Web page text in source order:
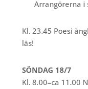
Arrangörerna i
Kl. 23.45 Poesi
läs!
SÖNDAG 18/7
Kl. 8.00–ca 11.00